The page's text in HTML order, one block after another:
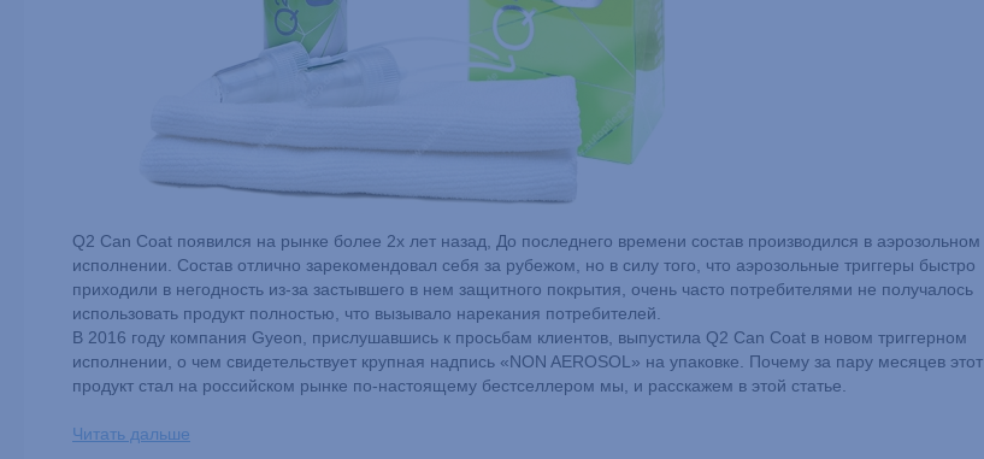
Q2 Can Coat появился на рынке более 2х лет назад, До последнего времени состав производился в аэрозольном
исполнении. Состав отлично зарекомендовал себя за рубежом, но в силу того, что аэрозольные триггеры быстро
приходили в негодность из-за застывшего в нем защитного покрытия, очень часто потребителями не получалось
использовать продукт полностью, что вызывало нарекания потребителей.
В 2016 году компания Gyeon, прислушавшись к просьбам клиентов, выпустила Q2 Can Coat в новом триггерном
исполнении, о чем свидетельствует крупная надпись «NON AEROSOL» на упаковке. Почему за пару месяцев этот
продукт стал на российском рынке по-настоящему бестселлером мы, и расскажем в этой статье.
Читать дальше